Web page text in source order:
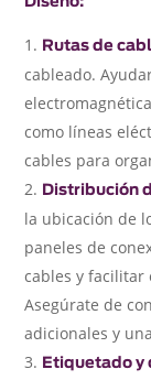
Rutas de
cableado.
como líneas
cables para
Distribución
la ubicación de
paneles de
cables y facilitar
Asegúrate de
adicionales y
Etiquetado y